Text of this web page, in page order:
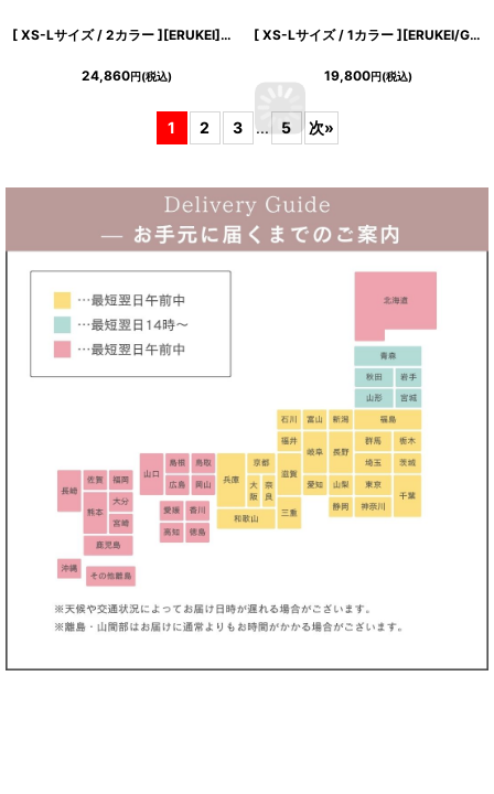
[ XS-Lサイズ / 2カラー ][ERUKEI]ワンカラー・シンプル・ラインストーン・キャミソール・フレア・Aライン・ミニドレス・ワンピース[送料無料]
24,860円(税込)
[ XS-Lサイズ / 1カラー ][ERUKEI/GINZA COUTURE]ピンク・ノースリーブ・花柄・プリント・シフォン・肩リボン・ティアード・フリル・アシンメトリー・ミニドレス・ワンピース[送料無料]
19,800円(税込)
1 2 3 ... 5 次»